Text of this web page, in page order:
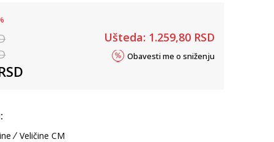
Ušteda: 1.259,80 RSD
Obavesti me o sniženju
Veličine CM